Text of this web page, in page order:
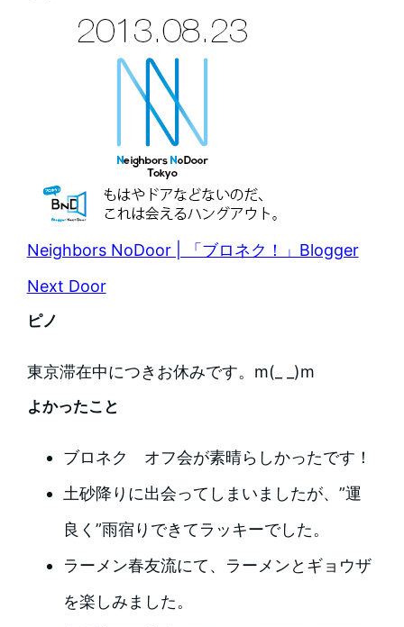
Neighbors NoDoor | 「ブロネク！」Blogger
Next Door
ピノ
東京滞在中につきお休みです。m(_ _)m
よかったこと
ブロネク オフ会が素晴らしかったです！
土砂降りに出会ってしまいましたが、”運
良く”雨宿りできてラッキーでした。
ラーメン春友流にて、ラーメンとギョウザ
を楽しみました。